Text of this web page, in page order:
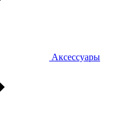
Аксессуары